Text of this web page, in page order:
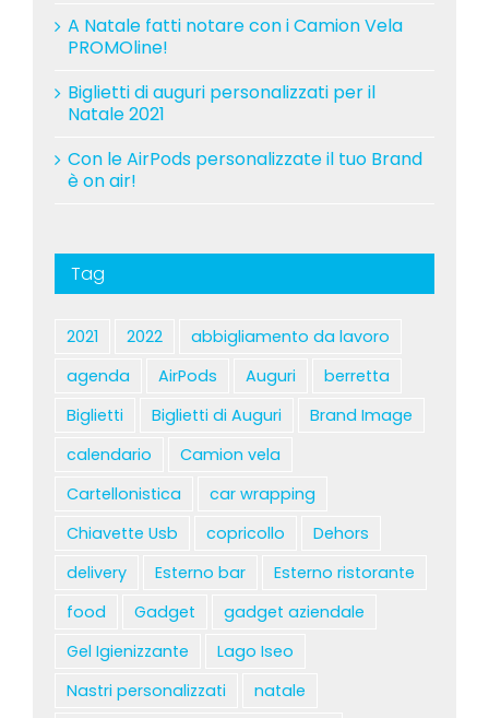
A Natale fatti notare con i Camion Vela
PROMOline!
Biglietti di auguri personalizzati per il
Natale 2021
Con le AirPods personalizzate il tuo Brand
è on air!
Tag
2021 2022
abbigliamento da lavoro
agenda
AirPods Auguri
berretta
Biglietti
Biglietti di Auguri
Brand Image
calendario
Camion vela
Cartellonistica
car wrapping
Chiavette Usb
copricollo
Dehors
delivery
Esterno bar
Esterno ristorante
food
Gadget
gadget aziendale
Gel Igienizzante
Lago Iseo
Nastri personalizzati
natale